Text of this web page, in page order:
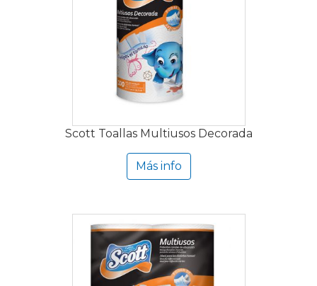
Scott Toallas Multiusos Decorada
Más info